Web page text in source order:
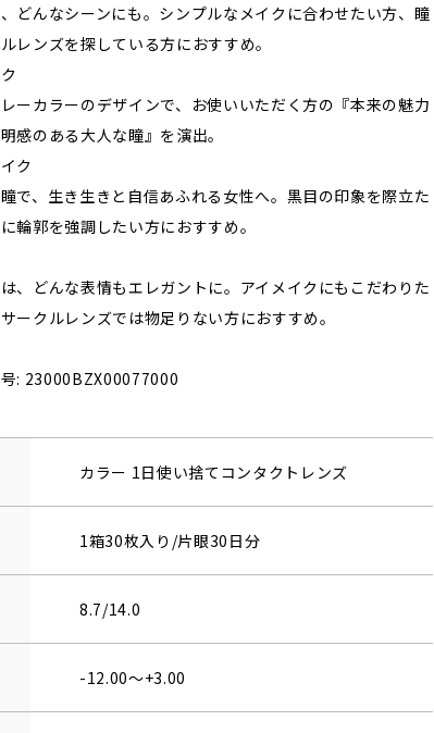
どんなシーンにも。シンプルなメイクに合わせたい方、瞳
レンズを探している方におすすめ。
ーカラーのデザインで、お使いいただく方の『本来の魅力
感のある大人な瞳』を演出。
ク
で、生き生きと自信あふれる女性へ。黒目の印象を際立た
輪郭を強調したい方におすすめ。
、どんな表情もエレガントに。アイメイクにもこだわりた
ークルレンズでは物足りない方におすすめ。
: 23000BZX00077000
カラー 1日使い捨てコンタクトレンズ
1箱30枚入り/片眼30日分
8.7/14.0
-12.00～+3.00